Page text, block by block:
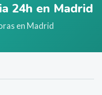
24h en Madrid
en Madrid